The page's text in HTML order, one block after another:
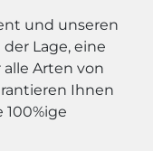
und unseren
Lage, eine
Arten von
Ihnen